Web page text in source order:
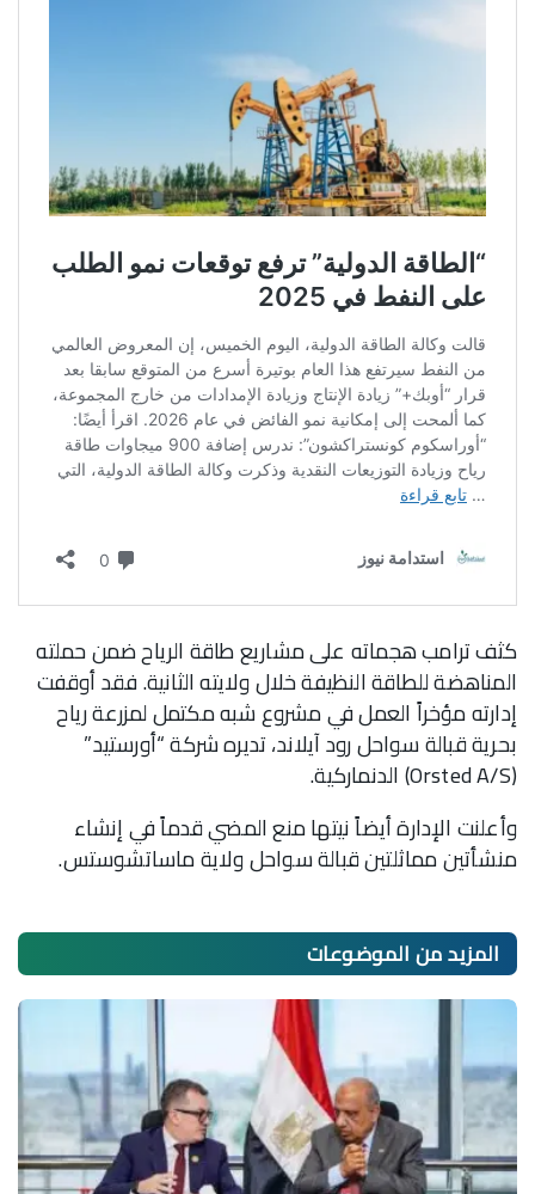
كثف ترامب هجماته على مشاريع طاقة الرياح ضمن حملته
المناهضة للطاقة النظيفة خلال ولايته الثانية. فقد أوقفت
إدارته مؤخراً العمل في مشروع شبه مكتمل لمزرعة رياح
بحرية قبالة سواحل رود آيلاند، تديره شركة “أورستيد”
(Orsted A/S) الدنماركية.
وأعلنت الإدارة أيضاً نيتها منع المضي قدماً في إنشاء
منشأتين مماثلتين قبالة سواحل ولاية ماساتشوستس.
المزيد منالموضوعات